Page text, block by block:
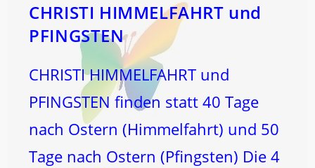
CHRISTI HIMMELFAHRT und
PFINGSTEN
CHRISTI HIMMELFAHRT und
PFINGSTEN finden statt 40 Tage
nach Ostern (Himmelfahrt) und 50
Tage nach Ostern (Pfingsten) Die 4